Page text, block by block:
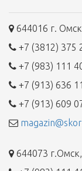
644016 г.
+7 (3812) 375
+7 (983) 111
+7 (913) 636
+7 (913) 609
644073